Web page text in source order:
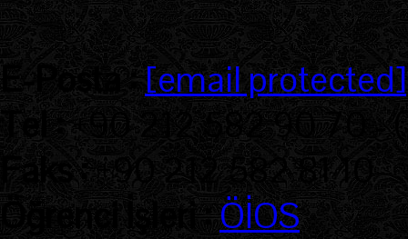
E-Posta :[email protected]
Tel :+90 212 582 90 70 -
Faks :+90 212 582 81 10
Öğrenci İşleri :ÖİOS